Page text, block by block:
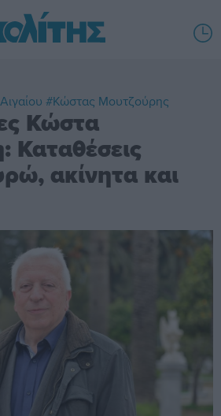
#Κώστας Μουτζούρης
Κώστα
Καταθέσεις
ακίνητα και